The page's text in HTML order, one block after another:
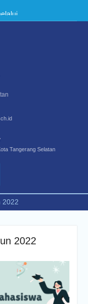
Tangerang Selatan
2022
2022